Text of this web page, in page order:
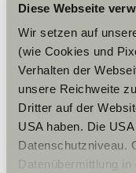
Diese Webseite
Wir setzen auf
(wie Cookies und
Verhalten der
unsere Reichweite
Dritter auf der
USA haben. Die
Datenschutzniveau.
Datenübermittlung
ENERGIE SPAREN
Strom